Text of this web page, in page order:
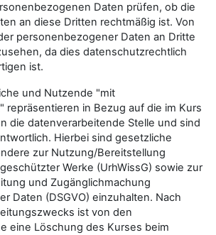
Daten prüfen, ob die
an diese Dritten rechtmäßig ist. Von
personenbezogener Daten an Dritte
da dies datenschutzrechtlich
ist.
und Nutzende "mit
repräsentieren in Bezug auf die im Kurs
die datenverarbeitende Stelle und sind
Hierbei sind gesetzliche
zur Nutzung/Bereitstellung
Werke (UrhWissG) sowie zur
und Zugänglichmachung
Daten (DSGVO) einzuhalten. Nach
ist von den
eine Löschung des Kurses beim